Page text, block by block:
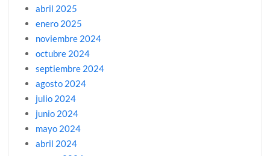
abril 2025
enero 2025
noviembre 2024
octubre 2024
septiembre 2024
agosto 2024
julio 2024
junio 2024
mayo 2024
abril 2024